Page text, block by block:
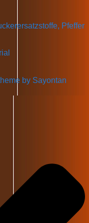
Pfeffer
by Sayontan